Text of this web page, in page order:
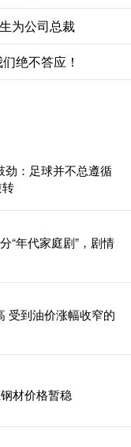
为公司总裁
绝不答应！
劲：足球并不总遵循
“年代家庭剧”，剧情
受到油价涨幅收窄的
材价格暂稳